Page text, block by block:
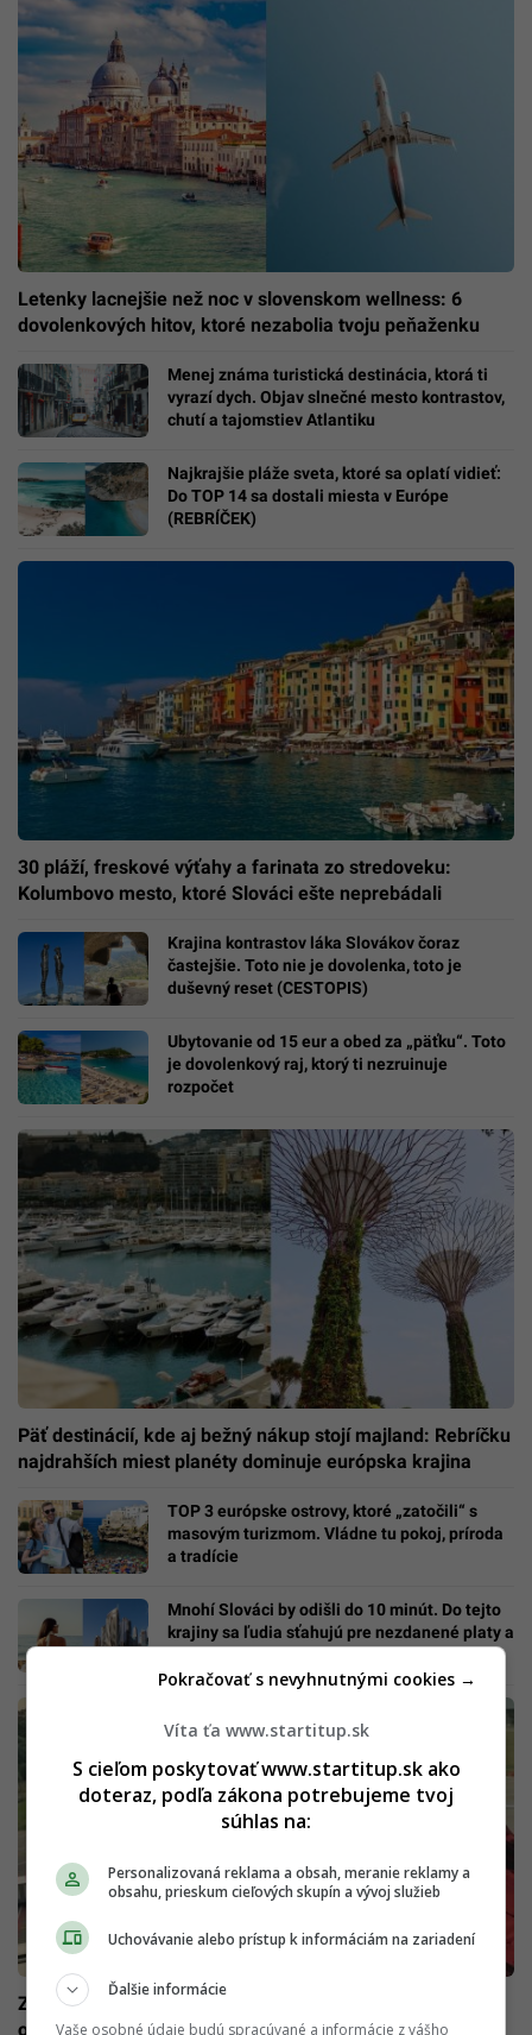
Letenky lacnejšie než noc v slovenskom wellness: 6
dovolenkových hitov, ktoré nezabolia tvoju peňaženku
Menej známa turistická destinácia, ktorá ti
vyrazí dych. Objav slnečné mesto kontrastov,
chutí a tajomstiev Atlantiku
Najkrajšie pláže sveta, ktoré sa oplatí vidieť:
Do TOP 14 sa dostali miesta v Európe
(REBRÍČEK)
30 pláží, freskové výťahy a farinata zo stredoveku:
Kolumbovo mesto, ktoré Slováci ešte neprebádali
Krajina kontrastov láka Slovákov čoraz
častejšie. Toto nie je dovolenka, toto je
duševný reset (CESTOPIS)
Ubytovanie od 15 eur a obed za „päťku“. Toto
je dovolenkový raj, ktorý ti nezruinuje
rozpočet
Päť destinácií, kde aj bežný nákup stojí majland: Rebríčku
najdrahších miest planéty dominuje európska krajina
TOP 3 európske ostrovy, ktoré „zatočili“ s
masovým turizmom. Vládne tu pokoj, príroda
a tradície
Mnohí Slováci by odišli do 10 minút. Do tejto
krajiny sa ľudia sťahujú pre nezdanené platy a
Zbaľ sa a odíď za lepším životom mimo Slovenska. Sú
odhalené najlepšie mestá sveta (REBRÍČEK)
Víta ťa www.startitup.sk
S cieľom poskytovať www.startitup.sk ako
doteraz, podľa zákona potrebujeme tvoj
súhlas na:
Personalizovaná reklama a obsah, meranie reklamy a
obsahu, prieskum cieľových skupín a vývoj služieb
Uchovávanie alebo prístup k informáciám na zariadení
Ďalšie informácie
Vaše osobné údaje budú spracúvané a informácie z vášho
Pokračovať s nevyhnutnými cookies →